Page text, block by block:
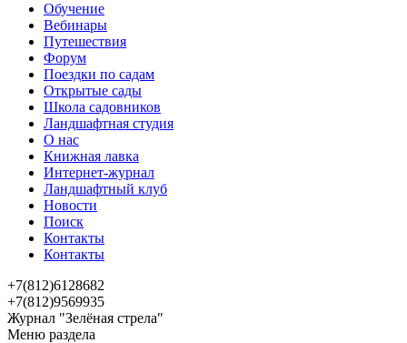
Обучение
Вебинары
Путешествия
Форум
Поездки по садам
Открытые сады
Школа садовников
Ландшафтная студия
О нас
Книжная лавка
Интернет-журнал
Ландшафтный клуб
Новости
Поиск
Контакты
Контакты
+7(812)6128682
+7(812)9569935
Журнал "Зелёная стрела"
Меню раздела